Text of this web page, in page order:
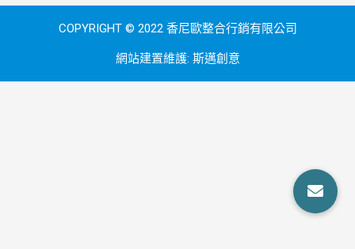
COPYRIGHT © 2022 香尼歐整合行銷有限公司
網站建置維護: 斯邁創意